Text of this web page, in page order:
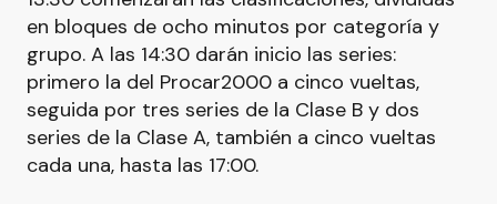
en bloques de ocho minutos por categoría y
grupo. A las 14:30 darán inicio las series:
primero la del Procar2000 a cinco vueltas,
seguida por tres series de la Clase B y dos
series de la Clase A, también a cinco vueltas
cada una, hasta las 17:00.